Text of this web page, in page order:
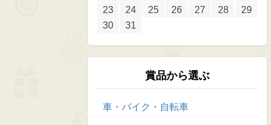
23
24 25 26 27 28
29
30
31
賞品から選ぶ
車・バイク・自転車